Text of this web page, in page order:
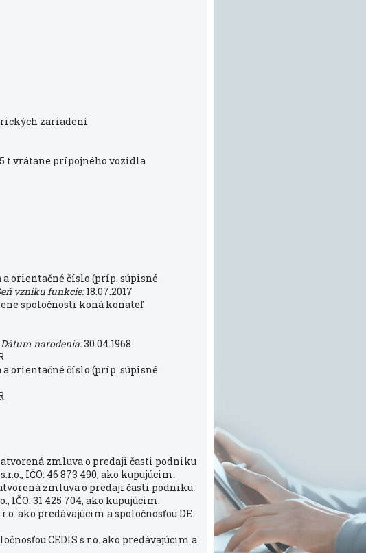
zariadení
t vrátane prípojného vozidla
orientačné číslo (príp. súpisné
vzniku funkcie:18.07.2017
spoločnosti koná konateľ
Dátum narodenia:30.04.1968
a orientačné číslo (príp. súpisné
zmluva o predaji časti podniku
IČO: 46 873 490, ako kupujúcim.
zmluva o predaji časti podniku
IČO: 31 425 704, ako kupujúcim.
ako predávajúcim a spoločnosťou DE
CEDIS s.r.o. ako predávajúcim a